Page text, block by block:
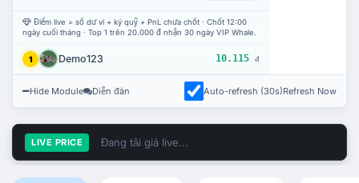
Điểm live = số dư ví + ký quỹ + PnL chưa chốt · Chốt 12:00
ngày cuối tháng · Top 1 trên 20.000 đ nhận 30 ngày VIP Whale.
1 Demo123 10.115 đ
Hide Module Diễn đàn Auto-refresh (30s)Refresh Now
LIVE PRICE Đang tải giá live...